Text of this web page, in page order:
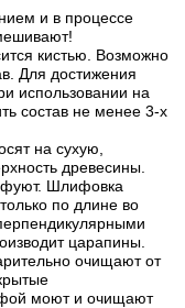
и в процессе
кистью. Возможно
Для достижения
использовании на
состав не менее 3-х
на сухую,
древесины.
Шлифовка
по длине во
царапины.
очищают от
моют и очищают